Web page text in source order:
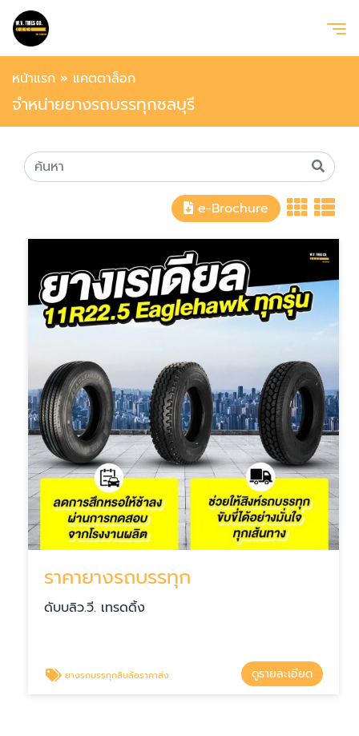
หน้าแรก » แคตตาล็อก
จำหน่ายยางรถบรรทุกชลบุรี
e-Brochure
ราคายางรถบรรทุก
ดับบลิว.วี. เทรดดิ้ง
ยางรถบรรทุกสิบล้อราคาส่ง ดูรายละเอียด